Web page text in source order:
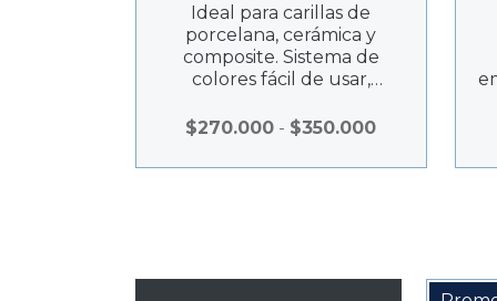
Ideal para carillas de
porcelana, cerámica y
composite. Sistema de
colores fácil de usar,
perfecta, y notable
$270.000 - $350.000Rango
$350.000